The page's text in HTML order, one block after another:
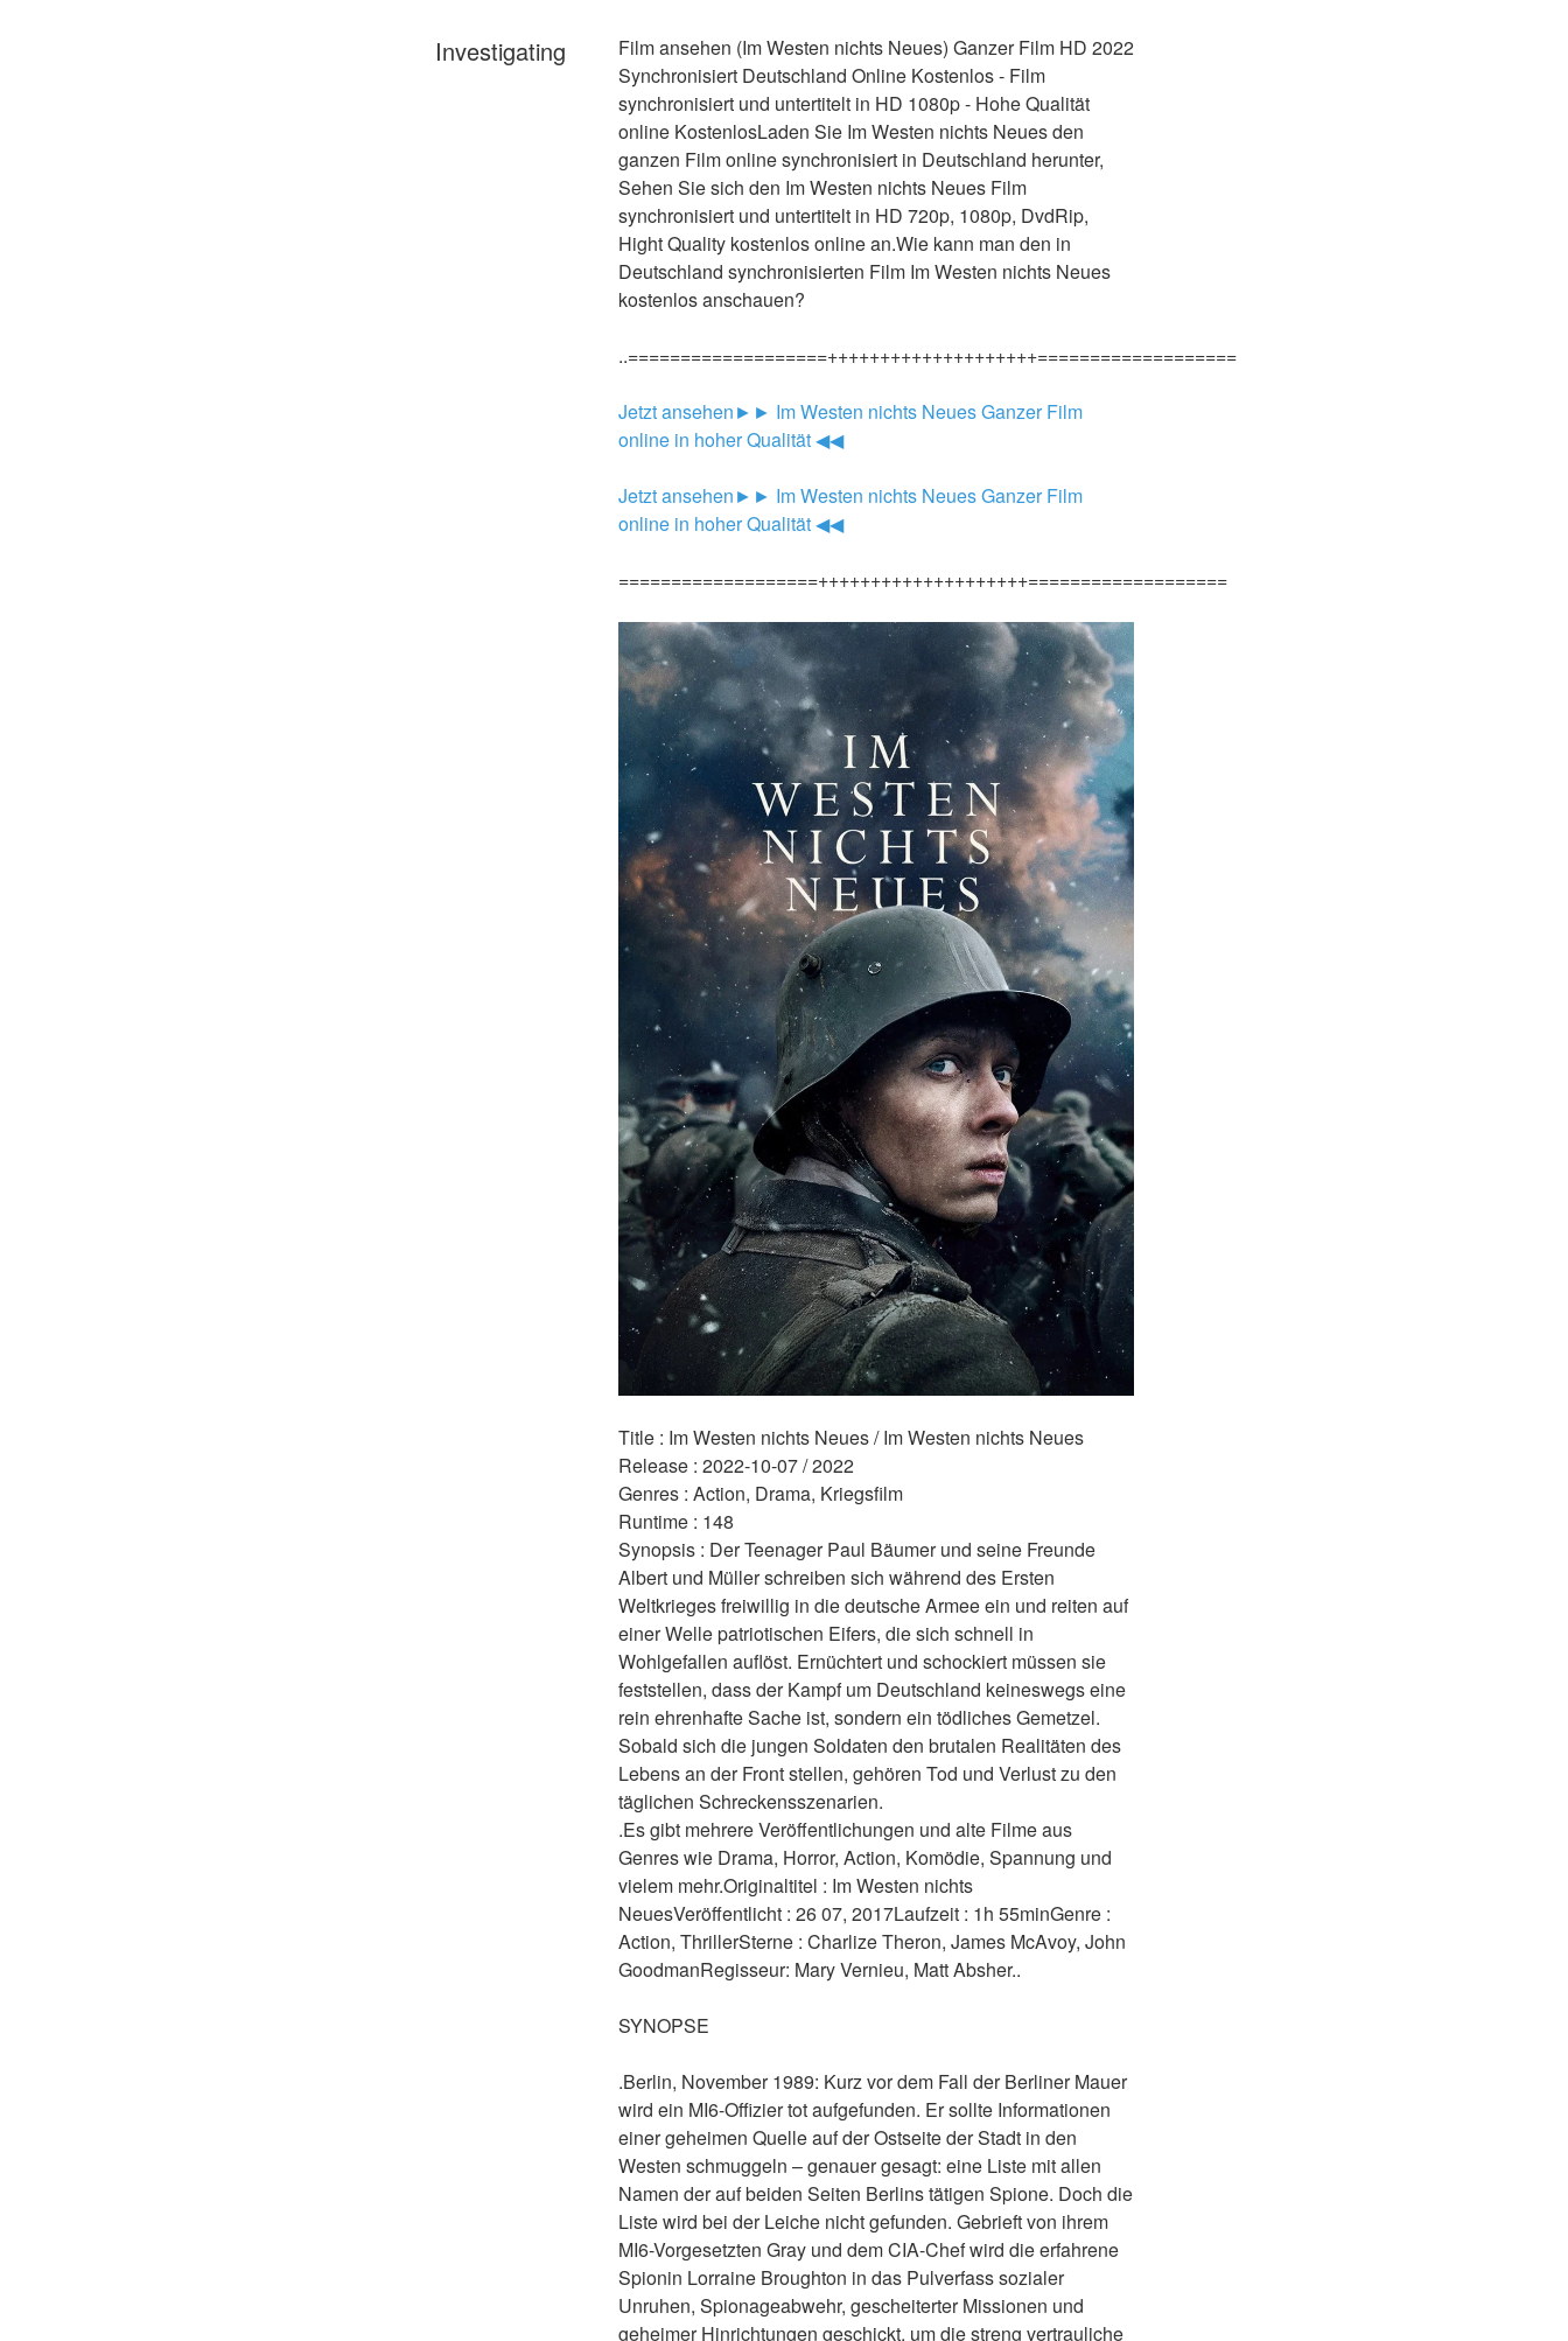
Investigating
Film ansehen (Im Westen nichts Neues) Ganzer Film HD 2022
Synchronisiert Deutschland Online Kostenlos - Film
synchronisiert und untertitelt in HD 1080p - Hohe Qualität
online KostenlosLaden Sie Im Westen nichts Neues den
ganzen Film online synchronisiert in Deutschland herunter,
Sehen Sie sich den Im Westen nichts Neues Film
synchronisiert und untertitelt in HD 720p, 1080p, DvdRip,
Hight Quality kostenlos online an.Wie kann man den in
Deutschland synchronisierten Film Im Westen nichts Neues
kostenlos anschauen?
..===================++++++++++++++++++++===================
Jetzt ansehen►► Im Westen nichts Neues Ganzer Film
online in hoher Qualität ◀◀
Jetzt ansehen►► Im Westen nichts Neues Ganzer Film
online in hoher Qualität ◀◀
===================++++++++++++++++++++===================
Title : Im Westen nichts Neues / Im Westen nichts Neues
Release : 2022-10-07 / 2022
Genres : Action, Drama, Kriegsfilm
Runtime : 148
Synopsis : Der Teenager Paul Bäumer und seine Freunde
Albert und Müller schreiben sich während des Ersten
Weltkrieges freiwillig in die deutsche Armee ein und reiten auf
einer Welle patriotischen Eifers, die sich schnell in
Wohlgefallen auflöst. Ernüchtert und schockiert müssen sie
feststellen, dass der Kampf um Deutschland keineswegs eine
rein ehrenhafte Sache ist, sondern ein tödliches Gemetzel.
Sobald sich die jungen Soldaten den brutalen Realitäten des
Lebens an der Front stellen, gehören Tod und Verlust zu den
täglichen Schreckensszenarien.
.Es gibt mehrere Veröffentlichungen und alte Filme aus
Genres wie Drama, Horror, Action, Komödie, Spannung und
vielem mehr.Originaltitel : Im Westen nichts
NeuesVeröffentlicht : 26 07, 2017Laufzeit : 1h 55minGenre :
Action, ThrillerSterne : Charlize Theron, James McAvoy, John
GoodmanRegisseur: Mary Vernieu, Matt Absher..
SYNOPSE
.Berlin, November 1989: Kurz vor dem Fall der Berliner Mauer
wird ein MI6-Offizier tot aufgefunden. Er sollte Informationen
einer geheimen Quelle auf der Ostseite der Stadt in den
Westen schmuggeln – genauer gesagt: eine Liste mit allen
Namen der auf beiden Seiten Berlins tätigen Spione. Doch die
Liste wird bei der Leiche nicht gefunden. Gebrieft von ihrem
MI6-Vorgesetzten Gray und dem CIA-Chef wird die erfahrene
Spionin Lorraine Broughton in das Pulverfass sozialer
Unruhen, Spionageabwehr, gescheiterter Missionen und
geheimer Hinrichtungen geschickt, um die streng vertrauliche